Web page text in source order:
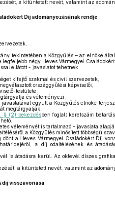
a kitüntetett nevét, valamint az
Díj adományozásának rendje
tekintetében a Közgyűlés – az elnöke
négy Heves Vármegyei
ellátott - javaslatot tehetnek
kifejtő szakmai és civil szervezetek,
országgyűlési képviselői,
testülete.
és véleményezi.
együtt a Közgyűlés elnöke
megtárgyalják.
§ (2) bekezdésben foglalt keretszám
véleményét is tartalmazó – javaslata
a Közgyűlés minősített többségű
a Heves Vármegyei Családokért Díj
a díj odaítélésének és
is átadásra kerül. Az oklevél díszes
a kitüntetett nevét, valamint az
díj visszavonása